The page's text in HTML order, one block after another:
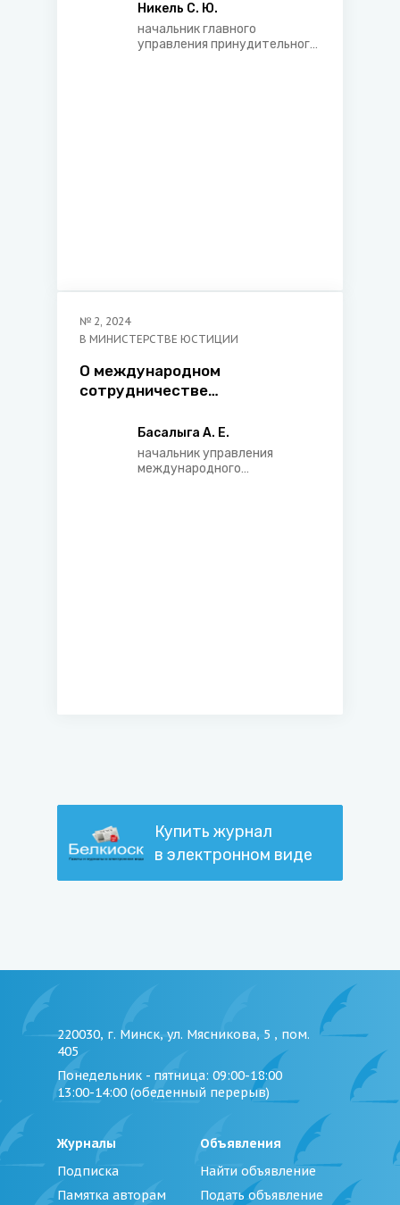
Никель С. Ю.
начальник главного
управления принудительного
№ 2, 2024
В МИНИСТЕРСТВЕ ЮСТИЦИИ
О международном
сотрудничестве
Республики Беларусь в 2023
Басалыга А. Е.
начальник управления
международного
Купить журнал
в электронном виде
220030, г. Минск, ул. Мясникова, 5 , пом.
405
Понедельник - пятница: 09:00-18:00
13:00-14:00 (обеденный перерыв)
Журналы
Подписка
Памятка авторам
Объявления
Найти объявление
Подать объявление